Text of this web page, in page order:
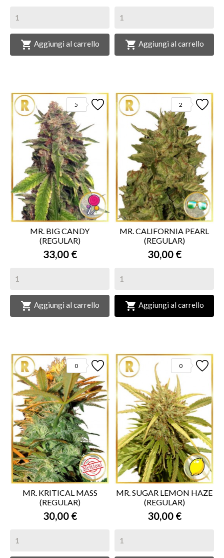
 Aggiungi al carrello  Aggiungi al carrello
5
MR. BIG CANDY
(REGULAR)
33,00 €
 Aggiungi al carrello
2
MR. CALIFORNIA PEARL
(REGULAR)
30,00 €
 Aggiungi al carrello
0
MR. KRITICAL MASS
(REGULAR)
30,00 €
0
MR. SUGAR LEMON HAZE
(REGULAR)
30,00 €